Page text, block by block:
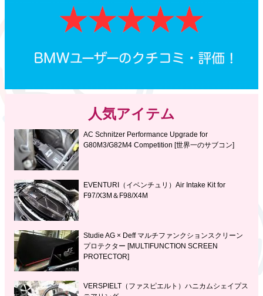
人気アイテム
AC Schnitzer Performance Upgrade for
G80M3/G82M4 Competition [世界一のサブコン]
EVENTURI（イベンチュリ）Air Intake Kit for
F97/X3M＆F98/X4M
Studie AG × Deff マルチファンクションスクリーン
プロテクター [MULTIFUNCTION SCREEN
PROTECTOR]
VERSPIELT（ファスピエルト）ハニカムシェイプス